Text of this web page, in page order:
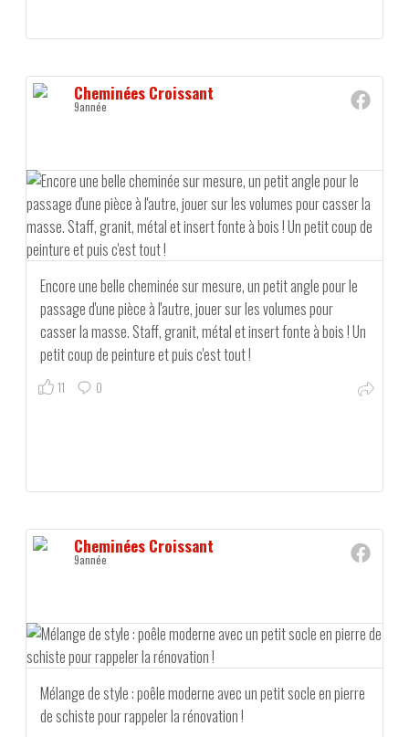
Cheminées Croissant
9année
Encore une belle cheminée sur mesure, un petit angle pour le
passage d'une pièce à l'autre, jouer sur les volumes pour
casser la masse. Staff, granit, métal et insert fonte à bois ! Un
petit coup de peinture et puis c'est tout !
11 0
Cheminées Croissant
9année
Mélange de style : poêle moderne avec un petit socle en pierre
de schiste pour rappeler la rénovation !